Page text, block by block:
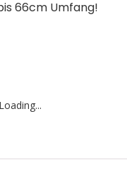
66cm Umfang!